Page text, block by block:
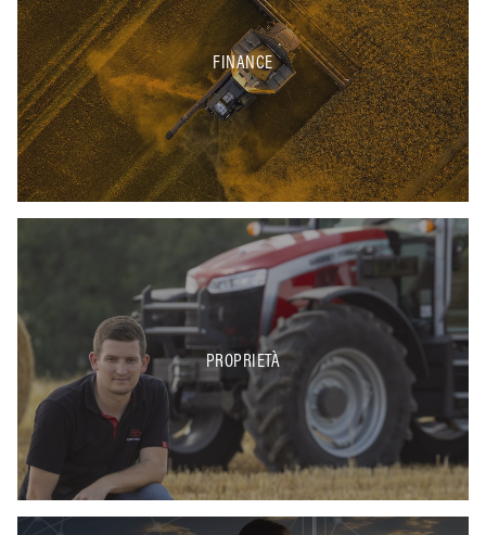
FINANCE
PROPRIETÀ